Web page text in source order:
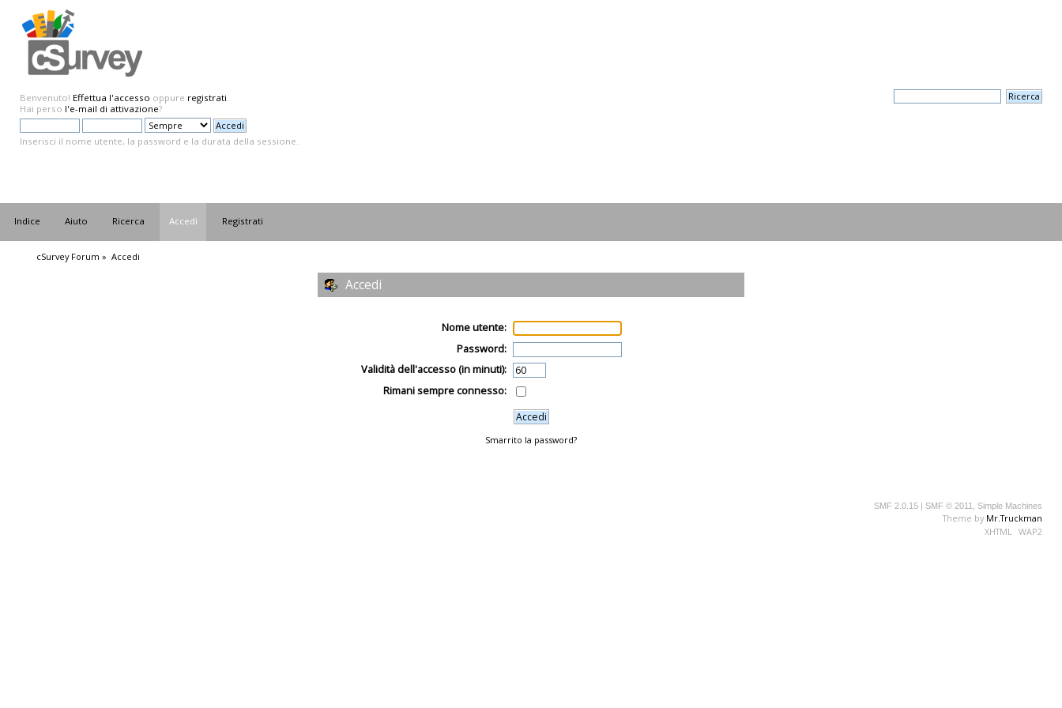
Benvenuto! Effettua l'accesso oppure registrati.
Hai perso l'e-mail di attivazione?
Inserisci il nome utente, la password e la durata della sessione.
Indice Aiuto Ricerca Accedi Registrati
cSurvey Forum » Accedi
Accedi
Nome utente:
Password:
Validità dell'accesso (in minuti):
Rimani sempre connesso:
Smarrito la password?
SMF 2.0.15 | SMF © 2011 Simple Machines
Theme by Mr.Truckman
XHTML
WAP2